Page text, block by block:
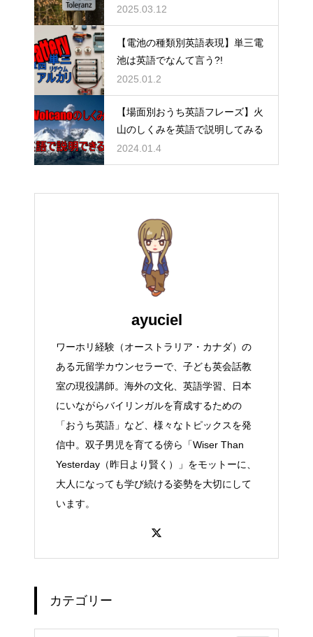
2025.03.12
【電池の種類別英語表現】単三電
池は英語でなんて言う?!
2025.01.2
【場面別おうち英語フレーズ】火
山のしくみを英語で説明してみる
2024.01.4
ayuciel
ワーホリ経験（オーストラリア・カナダ）の
ある元留学カウンセラーで、子ども英会話教
室の現役講師。海外の文化、英語学習、日本
にいながらバイリンガルを育成するための
「おうち英語」など、様々なトピックスを発
信中。双子男児を育てる傍ら「Wiser Than
Yesterday（昨日より賢く）」をモットーに、
大人になっても学び続ける姿勢を大切にして
います。
カテゴリー